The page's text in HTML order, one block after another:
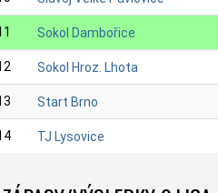
Sokol Dambořice
Sokol Hroz. Lhota
Start Brno
TJ Lysovice